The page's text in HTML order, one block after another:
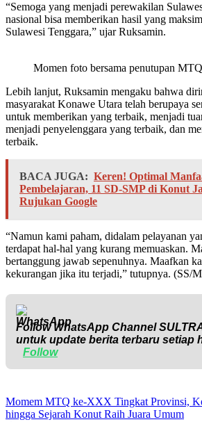
“Semoga yang menjadi perewakilan
nasional bisa memberikan hasil yang
Sulawesi Tenggara,” ujar Ruksamin.
Momen foto bersama penutupan
Lebih lanjut, Ruksamin mengaku bahwa
masyarakat Konawe Utara telah berupaya
untuk memberikan yang terbaik, menjadi
menjadi penyelenggara yang terbaik, dan
terbaik.
BACA JUGA: Keren! Optimal
Pembelajaran, 11 SD-SMP di Konut
Rujukan Google
“Namun kami paham, didalam pelayanan
terdapat hal-hal yang kurang memuaskan.
bertanggung jawab sepenuhnya. Maafkan
kekurangan jika itu terjadi,” tutupnya. (SS/
Follow WhatsApp Channel
untuk update berita terbaru setiap
Follow
Momem MTQ ke-XXX Tingkat Provinsi,
hingga Sejarah Konut Raih Juara Umum